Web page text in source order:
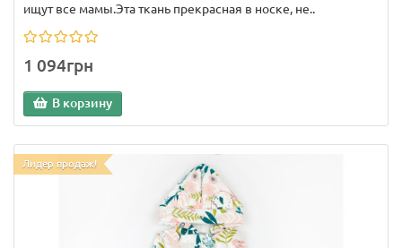
ищут все мамы.Эта ткань прекрасная в носке, не..
1 094грн
В корзину
Лидер продаж!